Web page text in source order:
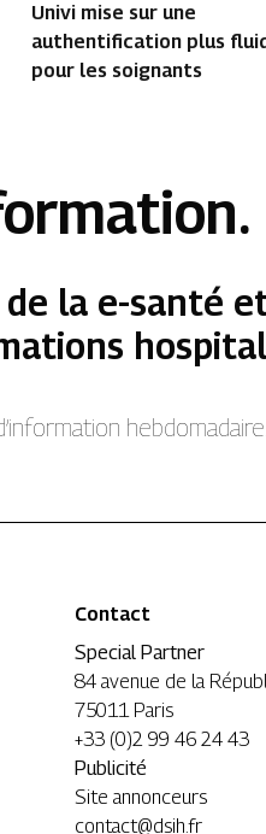
Univi mise sur une
authentification plus
pour les soignants
la e-santé
Contact
Special Partner
84 avenue de la
75011 Paris
+33 (0)2 99 46 24 43
Publicité
Site annonceurs
contact@dsih.fr